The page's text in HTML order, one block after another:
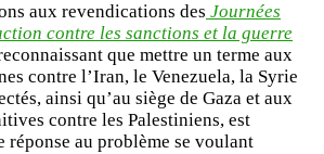
aux revendications des Journées
contre les sanctions et la guerre
que mettre un terme aux
contre l’Iran, le Venezuela, la Syrie
ainsi qu’au siège de Gaza et aux
contre les Palestiniens, est
réponse au problème se voulant